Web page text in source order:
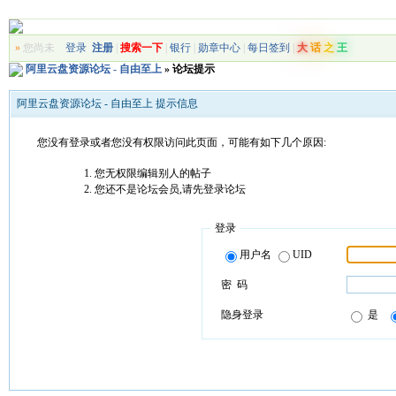
»您尚未 登录 注册| 搜索一下| 银行| 勋章中心| 每日签到 大 话 之 王
阿里云盘资源论坛 - 自由至上» 论坛提示
阿里云盘资源论坛 - 自由至上 提示信息
您没有登录或者您没有权限访问此页面，可能有如下几个原因:
您无权限编辑别人的帖子
您还不是论坛会员,请先登录论坛
登录
用户名 UID
密 码
隐身登录 是